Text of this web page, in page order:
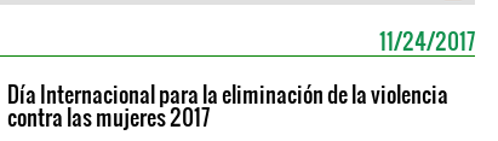
11/24/2017
Día Internacional para la eliminación de la violencia
contra las mujeres 2017